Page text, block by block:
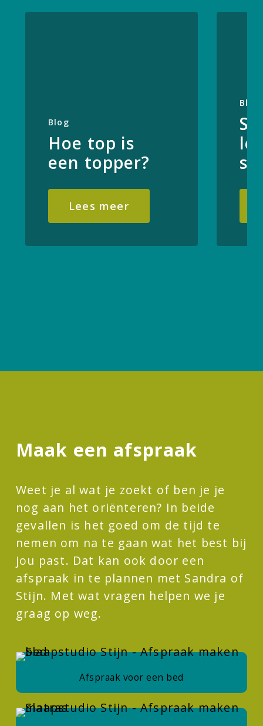
Blog
Hoe top is
een topper?
Lees meer
Blog
Maak een afspraak
Weet je al wat je zoekt of ben je je
nog aan het oriënteren? In beide
gevallen is het goed om de tijd te
nemen om na te gaan wat het best bij
jou past. Dat kan ook door een
afspraak in te plannen met Sandra of
Stijn. Met wat vragen helpen we je
graag op weg.
Afspraak voor een bed